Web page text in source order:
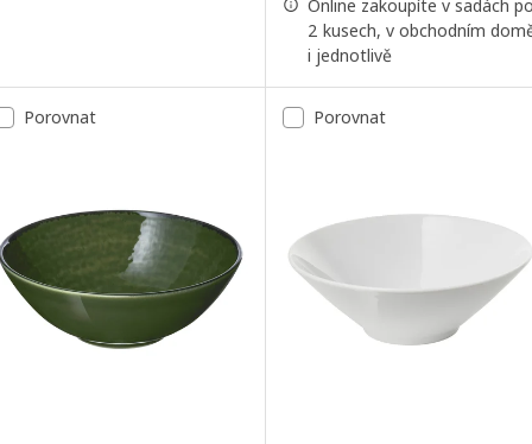
Online zakoupíte v sadách
2 kusech, v obchodním
i jednotlivě
Porovnat Porovnat